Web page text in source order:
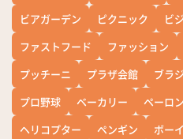
ビアガーデン
ピクニック ビ
ファストフード
ファッション
プッチーニ
プラザ会館 ブラ
プロ野球
ベーカリー ペーロン
ヘリコプター
ペンギン ボー